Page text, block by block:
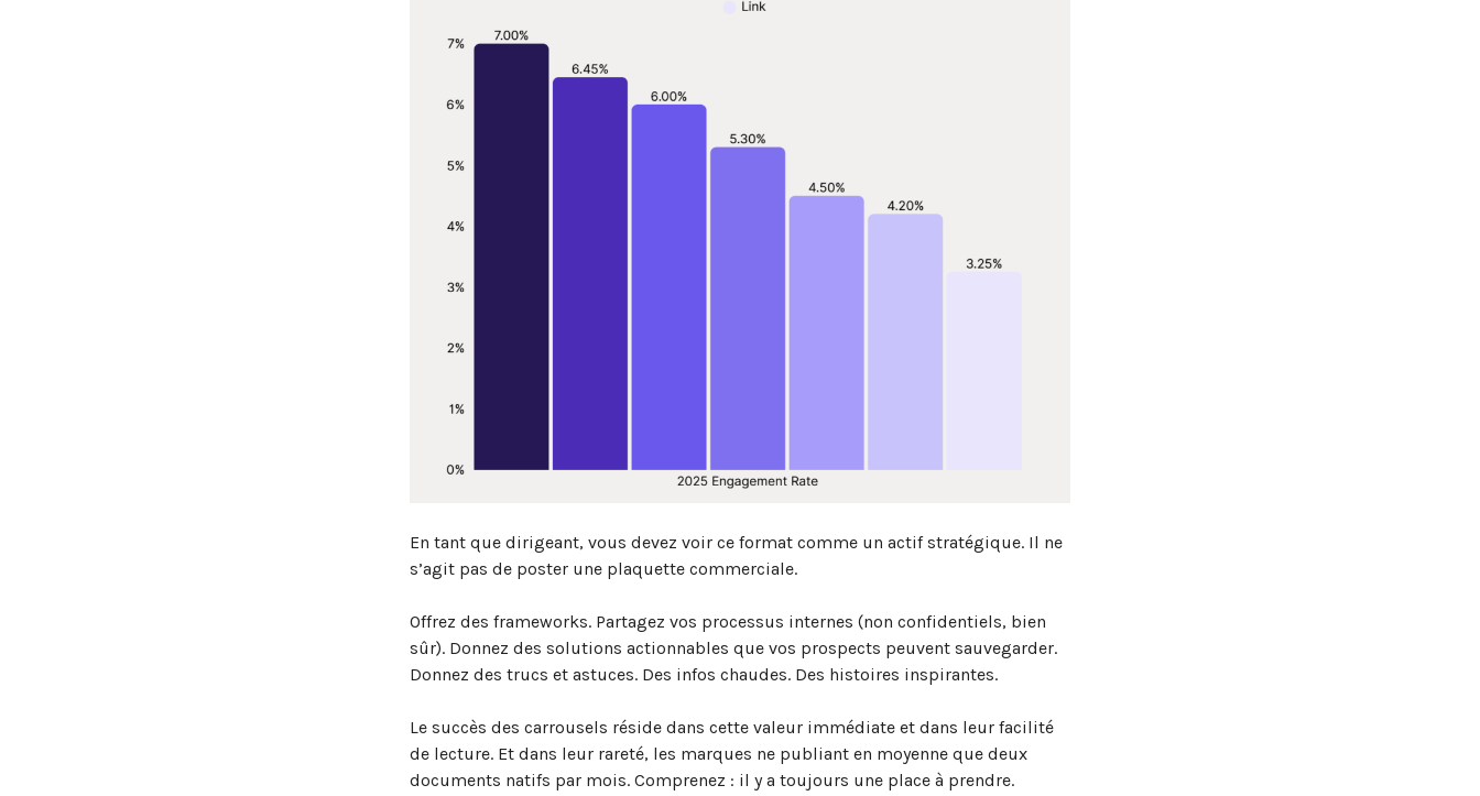
En tant que dirigeant, vous devez voir ce format comme un actif stratégique. Il ne
s’agit pas de poster une plaquette commerciale.
Offrez des frameworks. Partagez vos processus internes (non confidentiels, bien
sûr). Donnez des solutions actionnables que vos prospects peuvent sauvegarder.
Donnez des trucs et astuces. Des infos chaudes. Des histoires inspirantes.
Le succès des carrousels réside dans cette valeur immédiate et dans leur facilité
de lecture. Et dans leur rareté, les marques ne publiant en moyenne que deux
documents natifs par mois. Comprenez : il y a toujours une place à prendre.